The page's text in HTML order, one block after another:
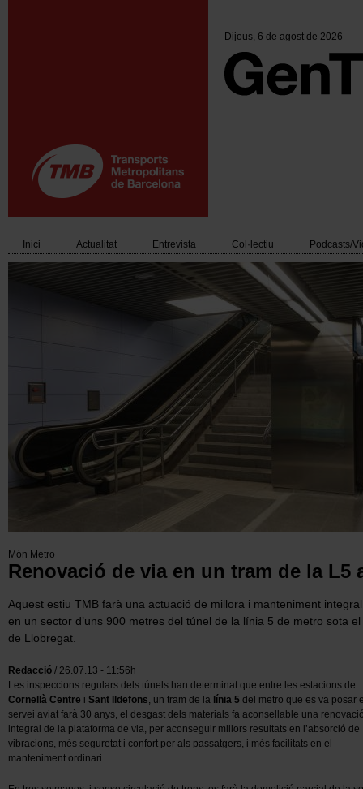
Dijous, 6 de agost de 2026
Main
Inici Actualitat Entrevista Col·lectiu Podcasts/
Món Metro
Renovació de via en un tram de la L5
Aquest estiu TMB farà una actuació de millora i manteniment
en un sector d’uns 900 metres del túnel de la línia 5 de metro sota
de Llobregat.
Redacció / 26.07.13 - 11:56h
Les inspeccions regulars dels túnels han determinat que entre les estacions de
Cornellà Centre i Sant Ildefons, un tram de la línia 5 del metro que es va posar
servei aviat farà 30 anys, el desgast dels materials fa aconsellable una
integral de la plataforma de via, per aconseguir millors resultats en l ’absorció de
vibracions, més seguretat i confort per als passatgers, i més facilitats en el
manteniment ordinari.